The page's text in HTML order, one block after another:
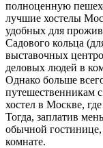
полноценную
лучшие хостелы
удобных для
Садового кольца
выставочных
деловых людей в
Однако больше
путешественникам
хостел в Москве,
Тогда, заплатив
обычной
комнате.